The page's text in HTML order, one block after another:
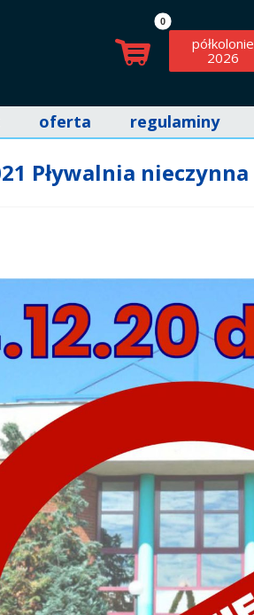
półkolonie
2026
oferta regulaminy
Pływalnia nieczynna